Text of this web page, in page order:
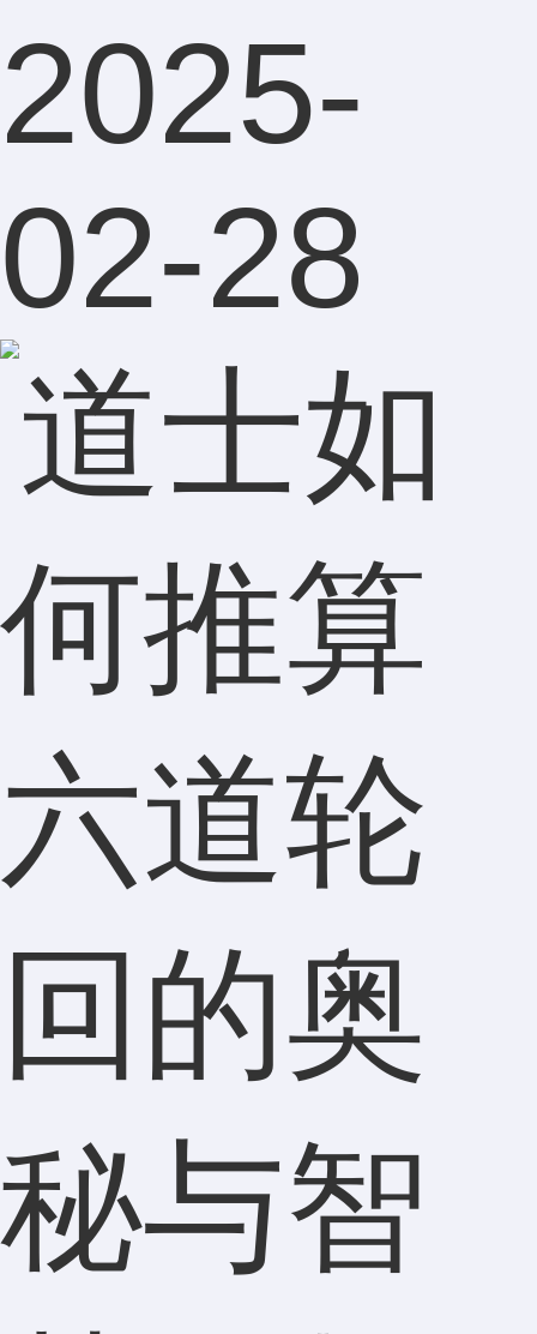
2025-
02-28